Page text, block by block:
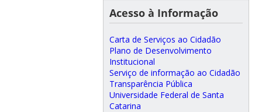
Acesso à Informação
Carta de Serviços ao Cidadão
Plano de Desenvolvimento
Institucional
Serviço de informação ao Cidadão
Transparência Pública
Universidade Federal de Santa
Catarina